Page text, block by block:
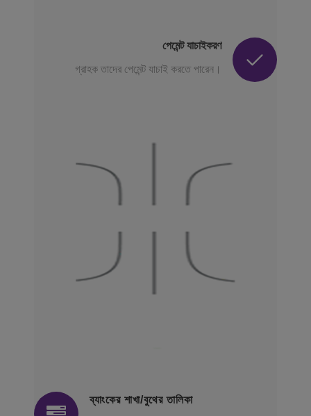
পেমেন্ট যাচাইকরণ
গ্রাহক তাদের পেমেন্ট যাচাই করতে পারেন।
ব্যাংকের শাখা/বুথের তালিকা